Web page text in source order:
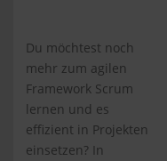
Du möchtest noch
mehr zum agilen
Framework Scrum
lernen und es
effizient in Projekten
einsetzen? In